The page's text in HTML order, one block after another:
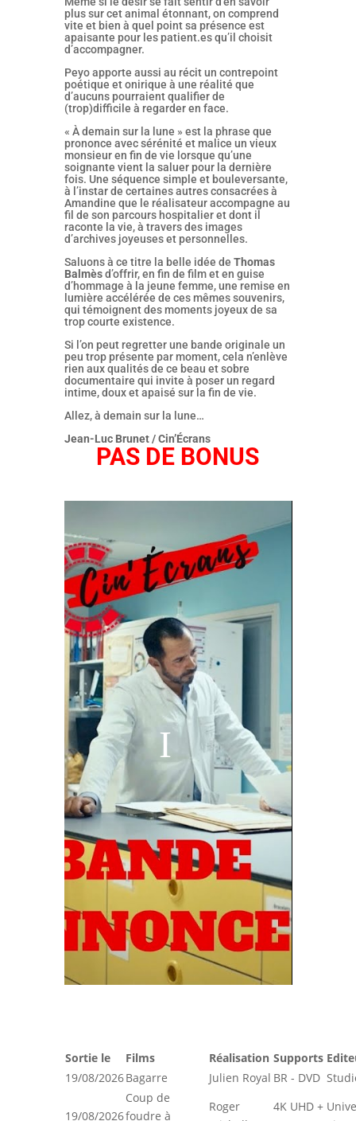
plus sur cet animal étonnant, on comprend
vite et bien à quel point sa présence est
apaisante pour les patient.es qu’il choisit
d’accompagner.
Peyo apporte aussi au récit un contrepoint
poétique et onirique à une réalité que
d’aucuns pourraient qualifier de
(trop)difficile à regarder en face.
« À demain sur la lune » est la phrase que
prononce avec sérénité et malice un vieux
monsieur en fin de vie lorsque qu’une
soignante vient la saluer pour la dernière
fois. Une séquence simple et bouleversante,
à l’instar de certaines autres consacrées à
Amandine que le réalisateur accompagne au
fil de son parcours hospitalier et dont il
raconte la vie, à travers des images
d’archives joyeuses et personnelles.
Saluons à ce titre la belle idée de Thomas
Balmèsd’offrir, en fin de film et en guise
d’hommage à la jeune femme, une remise en
lumière accélérée de ces mêmes souvenirs,
qui témoignent des moments joyeux de sa
trop courte existence.
Si l’on peut regretter une bande originale un
peu trop présente par moment, cela n’enlève
rien aux qualités de ce beau et sobre
documentaire qui invite à poser un regard
intime, doux et apaisé sur la fin de vie.
Allez, à demain sur la lune…
Jean-Luc Brunet / Cin’Écrans
PAS DE BONUS
Sortie le Films Réalisation Supports
19/08/2026Bagarre Julien Royal BR - DVD
19/08/2026
Coup de
foudre à
Roger
4K UHD +